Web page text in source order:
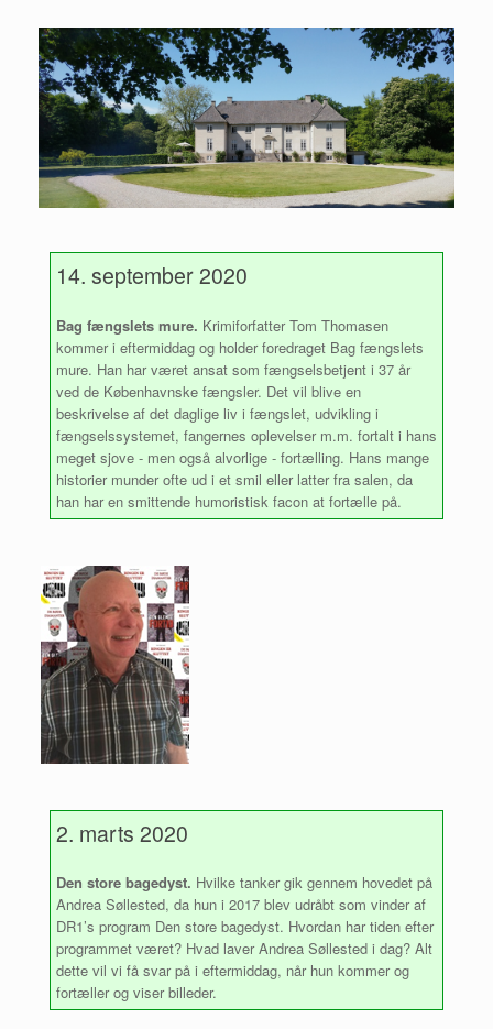
14. september 2020
Bag fængslets mure. Krimiforfatter Tom Thomasen
kommer i eftermiddag og holder foredraget Bag fængslets
mure. Han har været ansat som fængselsbetjent i 37 år
ved de Københavnske fængsler. Det vil blive en
beskrivelse af det daglige liv i fængslet, udvikling i
fængselssystemet, fangernes oplevelser m.m. fortalt i hans
meget sjove - men også alvorlige - fortælling. Hans mange
historier munder ofte ud i et smil eller latter fra salen, da
han har en smittende humoristisk facon at fortælle på.
2. marts 2020
Den store bagedyst. Hvilke tanker gik gennem hovedet på
Andrea Søllested, da hun i 2017 blev udråbt som vinder af
DR1’s program Den store bagedyst. Hvordan har tiden efter
programmet været? Hvad laver Andrea Søllested i dag? Alt
dette vil vi få svar på i eftermiddag, når hun kommer og
fortæller og viser billeder.